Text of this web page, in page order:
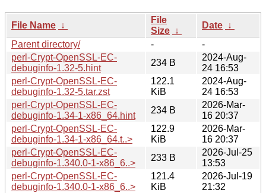
File Name ↓
File
Size ↓
Date ↓
Parent directory/
-
-
perl-Crypt-OpenSSL-EC-
debuginfo-1.32-5.hint
234 B
2024-Aug-
24 16:53
perl-Crypt-OpenSSL-EC-
debuginfo-1.32-5.tar.zst
122.1
KiB
2024-Aug-
24 16:53
perl-Crypt-OpenSSL-EC-
debuginfo-1.34-1-x86_64.hint
234 B
2026-Mar-
16 20:37
perl-Crypt-OpenSSL-EC-
debuginfo-1.34-1-x86_64.t..>
122.9
KiB
2026-Mar-
16 20:37
perl-Crypt-OpenSSL-EC-
debuginfo-1.340.0-1-x86_6..>
233 B
2026-Jul-25
13:53
perl-Crypt-OpenSSL-EC-
debuginfo-1.340.0-1-x86_6..>
121.4
KiB
2026-Jul-19
21:32